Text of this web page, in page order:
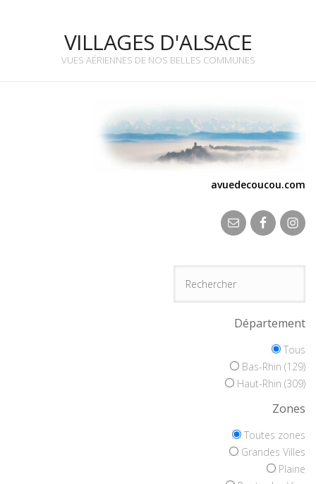
VILLAGES D'ALSACE
VUES AÉRIENNES DE NOS BELLES COMMUNES
avuedecoucou.com
Département
Tous
Bas-Rhin (129)
Haut-Rhin (309)
Zones
Toutes zones
Grandes Villes
Plaine